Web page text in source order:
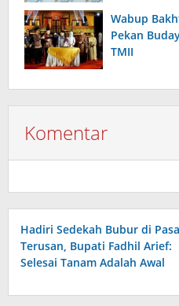
Wabup
Pekan
TMII
Komentar
Hadiri Sedekah Bubur di
Terusan, Bupati Fadhil Arief:
Selesai Tanam Adalah Awal